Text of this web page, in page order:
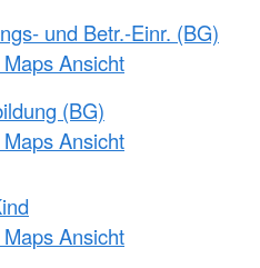
und Betr.-Einr. (BG)
Ansicht
(BG)
Ansicht
Ansicht